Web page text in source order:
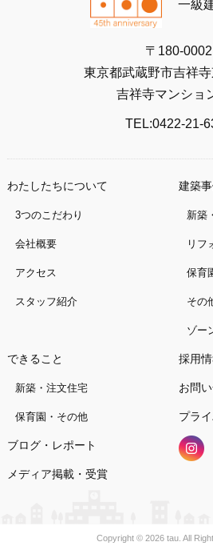
一級
〒180-0002
東京都武蔵野市吉祥
吉祥寺マンショ
TEL:0422-21-
わたしたちについて
3つのこだわり
会社概要
アクセス
スタッフ紹介
建築事
新築
リフ
保育
その
ゾー
できること
新築・注文住宅
保育園・その他
ブログ・レポート
メディア掲載・受賞
採用
お問
プラ
Copyright © 2026 tau. All